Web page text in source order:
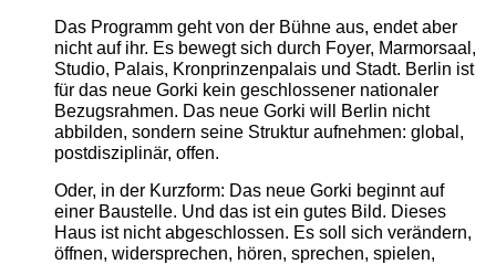
Das Programm geht von der Bühne aus, endet aber
nicht auf ihr. Es bewegt sich durch Foyer, Marmorsaal,
Studio, Palais, Kronprinzenpalais und Stadt. Berlin ist
für das neue Gorki kein geschlossener nationaler
Bezugsrahmen. Das neue Gorki will Berlin nicht
abbilden, sondern seine Struktur aufnehmen: global,
postdisziplinär, offen.
Oder, in der Kurzform: Das neue Gorki beginnt auf
einer Baustelle. Und das ist ein gutes Bild. Dieses
Haus ist nicht abgeschlossen. Es soll sich verändern,
öffnen, widersprechen, hören, sprechen, spielen,